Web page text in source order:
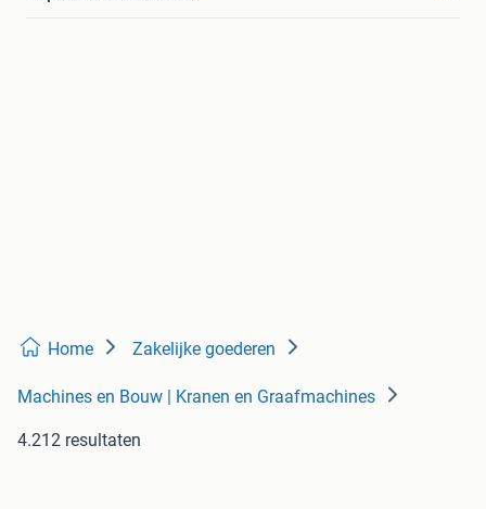
Home Zakelijke goederen
Machines en Bouw | Kranen en Graafmachines
4.212 resultaten